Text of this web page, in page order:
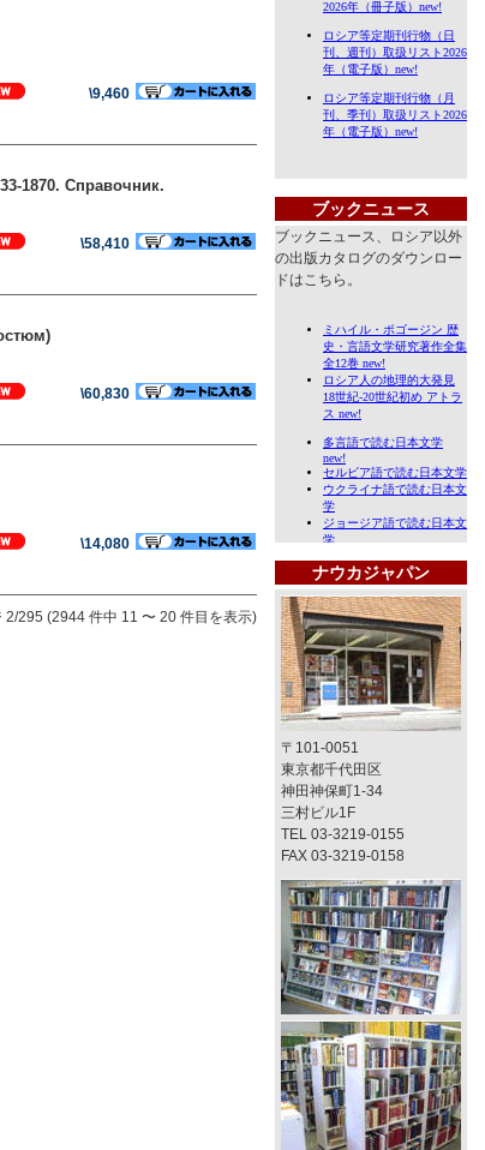
\9,460
1870. Справочник.
\58,410
\60,830
\14,080
2/295 (2944 件中 11 〜 20 件目を表示)
ブックニュース
ブックニュース、ロシア以外
の出版カタログのダウンロー
ドはこちら。
ナウカジャパン
〒101-0051
東京都千代田区
神田神保町1-34
三村ビル1F
TEL 03-3219-0155
FAX 03-3219-0158